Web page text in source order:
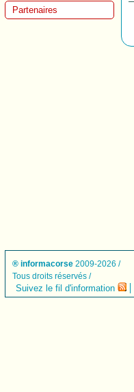
Partenaires
® informacorse 2009-2026 /
Tous droits réservés /
Suivez le fil d'information